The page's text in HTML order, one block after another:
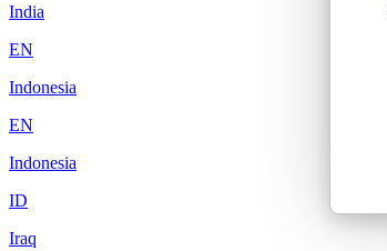
India
EN
Indonesia
EN
Indonesia
ID
Iraq